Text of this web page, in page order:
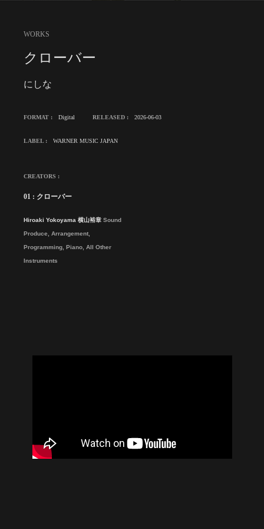
WORKS
クローバー
にしな
FORMAT : Digital RELEASED : 2026-06-03
LABEL : WARNER MUSIC JAPAN
CREATORS :
01 : クローバー
Hiroaki Yokoyama 横山裕章 Sound
Produce, Arrangement,
Programming, Piano, All Other
Instruments